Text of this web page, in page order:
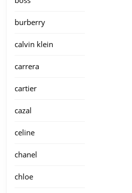
burberry
calvin klein
carrera
cartier
cazal
celine
chanel
chloe